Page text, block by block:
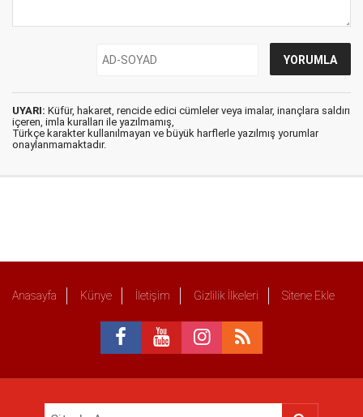
UYARI: Küfür, hakaret, rencide edici cümleler veya imalar, inançlara saldırı
içeren, imla kuralları ile yazılmamış,
Türkçe karakter kullanılmayan ve büyük harflerle yazılmış yorumlar
onaylanmamaktadır.
Anasayfa Künye İletişim Gizlilik İlkeleri Sitene Ekle